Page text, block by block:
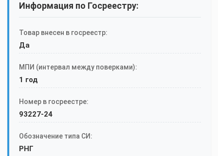
Информация по Госреестру:
Товар внесен в госреестр:
Да
МПИ (интервал между поверками):
1 год
Номер в госреестре:
93227-24
Обозначение типа СИ:
РНГ